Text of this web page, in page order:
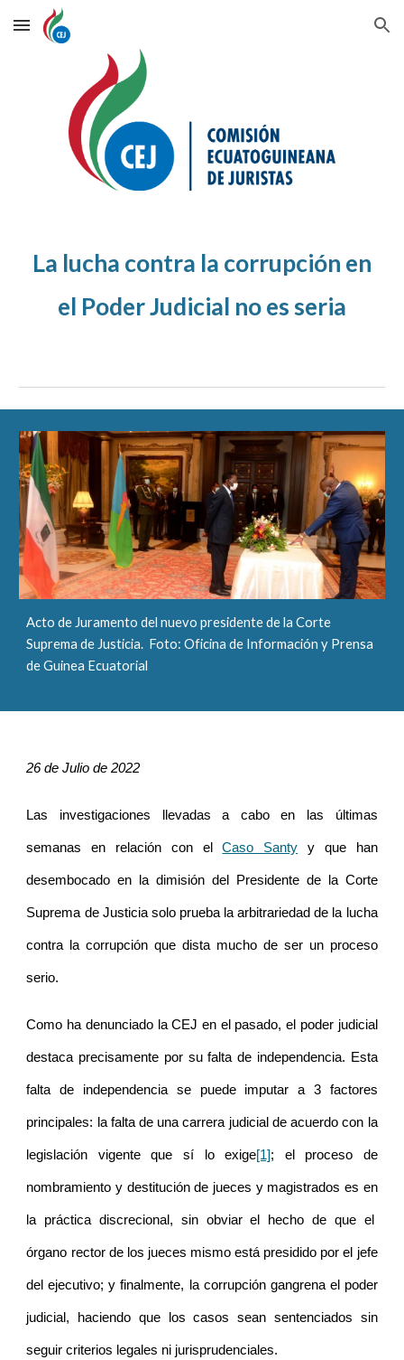
Skip to main content Skip to navigation
La lucha contra la corrupción en
el Poder Judicial no es seria
Acto de Juramento del nuevo presidente de la Corte
Suprema de Justicia. Foto: Oficina de Información y Prensa
de Guinea Ecuatorial
26de Julio de 2022
Las investigaciones llevadas a cabo en las últimas
semanas en relación con el Caso Santy y que han
desembocado en la dimisión del Presidente de la Corte
Suprema de Justicia solo prueba la arbitrariedad de la lucha
contra la corrupción que dista mucho de ser un proceso
serio.
Como ha denunciado la CEJ en el pasado, el poder judicial
destaca precisamente por su falta de independencia. Esta
falta de independencia se puede imputar a 3 factores
principales: la falta de una carrera judicial de acuerdo con la
legislación vigente que sí lo exige[1]; el proceso de
nombramiento y destitución de jueces y magistrados es en
la práctica discrecional, sin obviar el hecho de que el
órgano rector de los jueces mismo está presidido por el jefe
del ejecutivo; y finalmente, la corrupción gangrena el poder
judicial, haciendo que los casos sean sentenciados sin
seguir criterios legales ni jurisprudenciales.